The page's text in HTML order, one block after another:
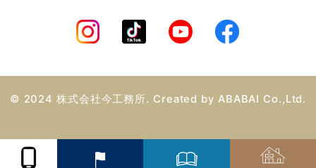
© 2024 株式会社今工務所. Created by ABABAI Co.,Ltd.